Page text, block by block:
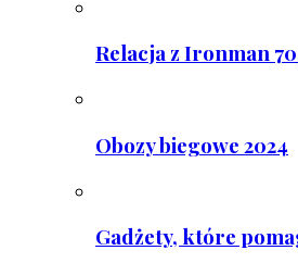
Relacja z Ironman
Obozy biegowe 2024
Gadżety, które